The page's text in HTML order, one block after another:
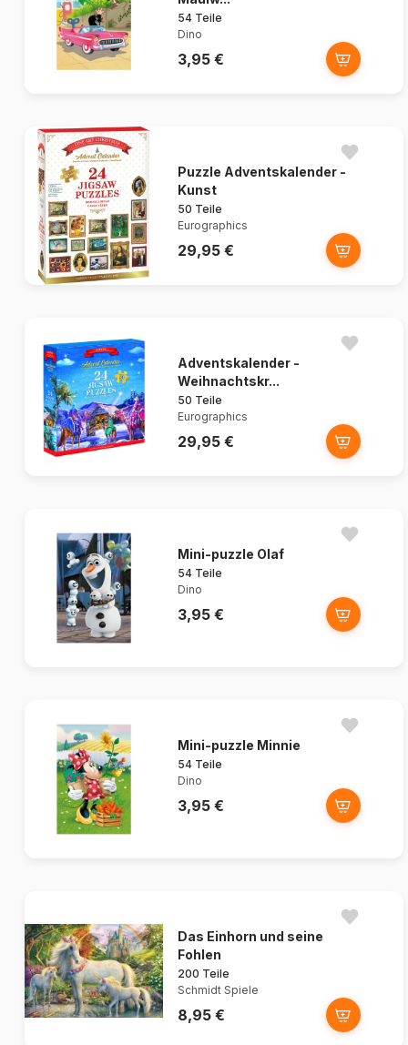
54 Teile
Dino
3,95 €
Puzzle Adventskalender -
Kunst
50 Teile
Eurographics
29,95 €
Adventskalender -
Weihnachtskr...
50 Teile
Eurographics
29,95 €
Mini-puzzle Olaf
54 Teile
Dino
3,95 €
Mini-puzzle Minnie
54 Teile
Dino
3,95 €
Das Einhorn und seine
Fohlen
200 Teile
Schmidt Spiele
8,95 €